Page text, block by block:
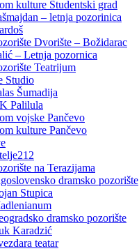
kulture Studentski grad
– letnja pozorinica
Dvorište – Božidarac
– Letnja pozornica
Teatrijum
Studio
Šumadija
Palilula
vojske Pančevo
kulture Pančevo
na Terazijama
dramsko pozorište
Stupica
dramsko pozorište
Karadzić
teatar